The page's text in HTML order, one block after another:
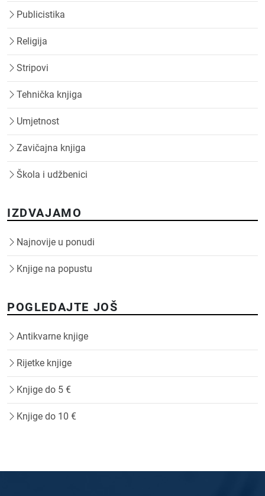
Publicistika
Religija
Stripovi
Tehnička knjiga
Umjetnost
Zavičajna knjiga
Škola i udžbenici
IZDVAJAMO
Najnovije u ponudi
Knjige na popustu
POGLEDAJTE JOŠ
Antikvarne knjige
Rijetke knjige
Knjige do 5 €
Knjige do 10 €